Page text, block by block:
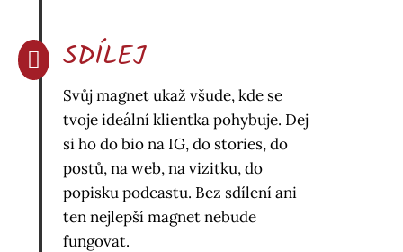
 SDÍLEJ
Svůj magnet ukaž všude, kde se
tvoje ideální klientka pohybuje. Dej
si ho do bio na IG, do stories, do
postů, na web, na vizitku, do
popisku podcastu. Bez sdílení ani
ten nejlepší magnet nebude
fungovat.